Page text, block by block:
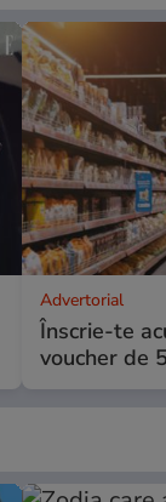
Advertorial
Înscrie-te
voucher de